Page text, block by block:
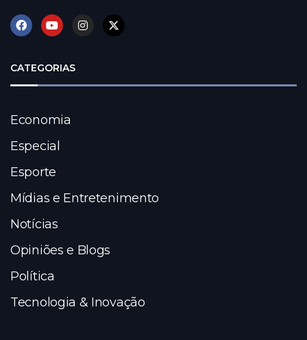
CATEGORIAS
Economia
Especial
Esporte
Mídias e Entretenimento
Notícias
Opiniões e Blogs
Política
Tecnologia & Inovação